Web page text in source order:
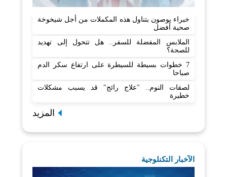
خبراء يوصون بتناول هذه المكملات من أجل شيخوخة
صحية أفضل
الملابس المفضلة للسفر.. هل تتحول إلى تهديد
للصحة؟
7 خطوات بسيطة للسيطرة على ارتفاع سكر الدم
صباحا
لصقات النوم.. "علاج رائج" قد يسبب مشكلات
خطيرة
المزيد
الآخبار التكنلوجية